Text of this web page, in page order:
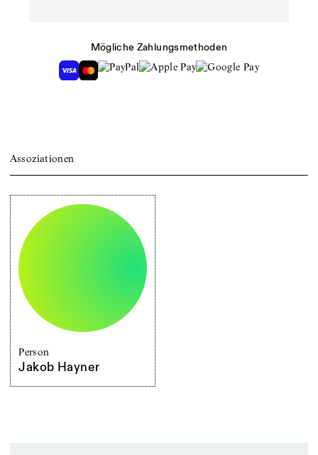
Mögliche Zahlungsmethoden
Assoziationen
Person
Jakob Hayner